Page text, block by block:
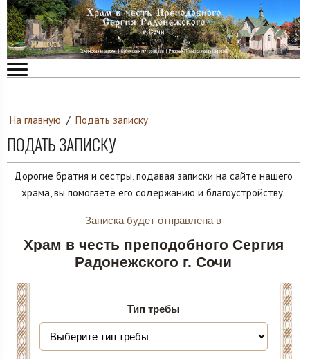
На главную / Подать записку
ПОДАТЬ ЗАПИСКУ
Дорогие братия и сестры, подавая записки на сайте нашего
храма, вы помогаете его содержанию и благоустройству.